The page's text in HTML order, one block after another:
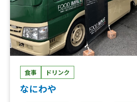
食事 ドリンク
なにわや